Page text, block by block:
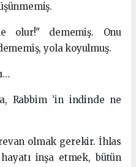
olur!" dememiş. Onu
yola koyulmuş.
Rabbim ’in indinde ne
olmak gerekir. İhlas
inşa etmek, bütün